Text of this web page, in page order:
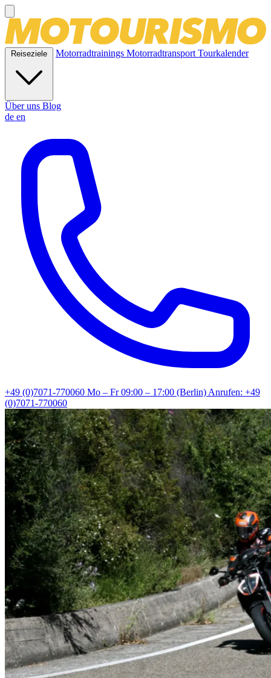
Reiseziele Motorradtrainings MotorradtransportTourkalender
Über uns Blog
de en
+49 (0)7071-770060 Mo – Fr 09:00 – 17:00 (Berlin)Anrufen: +49
(0)7071-770060